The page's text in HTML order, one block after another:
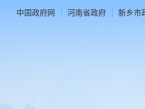
中国政府网 河南省政府 新乡市